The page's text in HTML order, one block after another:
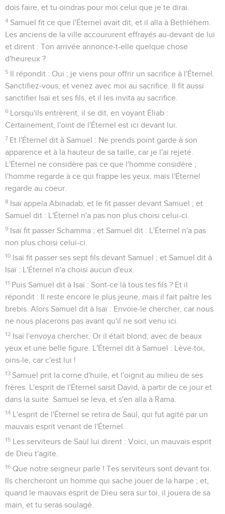
dois faire, et tu oindras pour moi celui que je te dirai.
4 Samuel fit ce que l'Éternel avait dit, et il alla à Bethléhem.
Les anciens de la ville accoururent effrayés au-devant de lui
et dirent : Ton arrivée annonce-t-elle quelque chose
d'heureux ?
5 Il répondit : Oui ; je viens pour offrir un sacrifice à l'Éternel.
Sanctifiez-vous, et venez avec moi au sacrifice. Il fit aussi
sanctifier Isaï et ses fils, et il les invita au sacrifice.
6 Lorsqu'ils entrèrent, il se dit, en voyant Éliab :
Certainement, l'oint de l'Éternel est ici devant lui.
7 Et l'Éternel dit à Samuel : Ne prends point garde à son
apparence et à la hauteur de sa taille, car je l'ai rejeté.
L'Éternel ne considère pas ce que l'homme considère ;
l'homme regarde à ce qui frappe les yeux, mais l'Éternel
regarde au coeur.
8 Isaï appela Abinadab, et le fit passer devant Samuel ; et
Samuel dit : L'Éternel n'a pas non plus choisi celui-ci.
9 Isaï fit passer Schamma ; et Samuel dit : L'Éternel n'a pas
non plus choisi celui-ci.
10 Isaï fit passer ses sept fils devant Samuel ; et Samuel dit à
Isaï : L'Éternel n'a choisi aucun d'eux.
11 Puis Samuel dit à Isaï : Sont-ce là tous tes fils ? Et il
répondit : Il reste encore le plus jeune, mais il fait paître les
brebis. Alors Samuel dit à Isaï : Envoie-le chercher, car nous
ne nous placerons pas avant qu'il ne soit venu ici.
12 Isaï l'envoya chercher. Or il était blond, avec de beaux
yeux et une belle figure. L'Éternel dit à Samuel : Lève-toi,
oins-le, car c'est lui !
13 Samuel prit la corne d'huile, et l'oignit au milieu de ses
frères. L'esprit de l'Éternel saisit David, à partir de ce jour et
dans la suite. Samuel se leva, et s'en alla à Rama.
14 L'esprit de l'Éternel se retira de Saül, qui fut agité par un
mauvais esprit venant de l'Éternel.
15 Les serviteurs de Saül lui dirent : Voici, un mauvais esprit
de Dieu t'agite.
16 Que notre seigneur parle ! Tes serviteurs sont devant toi.
Ils chercheront un homme qui sache jouer de la harpe ; et,
quand le mauvais esprit de Dieu sera sur toi, il jouera de sa
main, et tu seras soulagé.